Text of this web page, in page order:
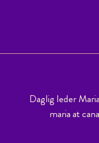
Daglig leder
maria at